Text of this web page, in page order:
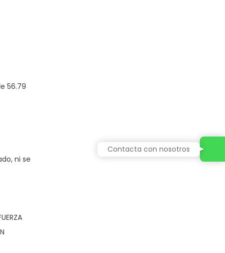
56.79
ni se
Contacta con nosotros